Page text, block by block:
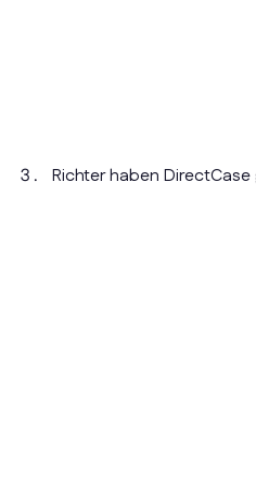
Richter haben